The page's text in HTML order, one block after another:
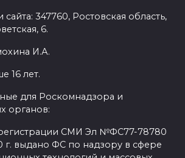
347760, Ростовская область,
6.
И.А.
16 лет.
для Роскомнадзора и
органов:
СМИ Эл №ФС77-78780
г. выдано ФС по надзору в сфере